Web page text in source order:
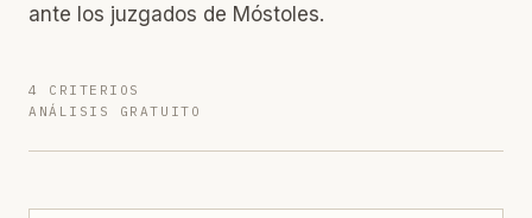
ante los juzgados de Móstoles.
4 CRITERIOS
ANÁLISIS GRATUITO